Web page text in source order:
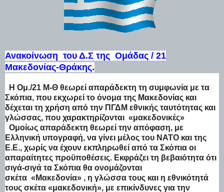
Ανακοίνωση του Δ.Σ της Ομάδας / 21
Μακεδονίας-Θράκης.
Η Ομ./21 Μ-Θ θεωρεί απαράδεκτη τη συμφωνία με τα
Σκόπια, που εκχωρεί το όνομα της Μακεδονίας και
δέχεται τη χρήση από την ΠΓΔΜ εθνικής ταυτότητας και
γλώσσας, που χαρακτηρίζονται «μακεδονικές»
Ομοίως απαράδεκτη θεωρεί την απόφαση, με
Ελληνική υπογραφή, να γίνει μέλος του ΝΑΤΟ και της
Ε.Ε., χωρίς να έχουν εκπληρωθεί από τα Σκόπια οι
απαραίτητες προϋποθέσεις. Εκφράζει τη βεβαιότητα ότι
σιγά-σιγά τα Σκόπια θα ονομάζονται
σκέτα «Μακεδονία» , η γλώσσα τους και η εθνικότητά
τους σκέτα «μακεδονική», με επικίνδυνες για την